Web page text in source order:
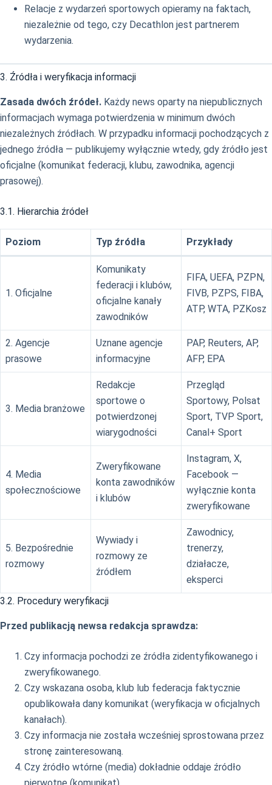
Relacje z wydarzeń sportowych opieramy na faktach,
niezależnie od tego, czy Decathlon jest partnerem
wydarzenia.
3. Źródła i weryfikacja informacji
Zasada dwóch źródeł. Każdy news oparty na niepublicznych
informacjach wymaga potwierdzenia w minimum dwóch
niezależnych źródłach. W przypadku informacji pochodzących z
jednego źródła — publikujemy wyłącznie wtedy, gdy źródło jest
oficjalne (komunikat federacji, klubu, zawodnika, agencji
prasowej).
3.1. Hierarchia źródeł
Poziom Typ źródła Przykłady
1. Oficjalne
Komunikaty
federacji i klubów,
oficjalne kanały
zawodników
FIFA, UEFA, PZPN,
FIVB, PZPS, FIBA,
ATP, WTA, PZKosz
2. Agencje
prasowe
Uznane agencje
informacyjne
PAP, Reuters, AP,
AFP, EPA
3. Media branżowe
Redakcje
sportowe o
potwierdzonej
wiarygodności
Przegląd
Sportowy, Polsat
Sport, TVP Sport,
Canal+ Sport
4. Media
społecznościowe
Zweryfikowane
konta zawodników
i klubów
Instagram, X,
Facebook —
wyłącznie konta
zweryfikowane
5. Bezpośrednie
rozmowy
Wywiady i
rozmowy ze
źródłem
Zawodnicy,
trenerzy,
działacze,
eksperci
3.2. Procedury weryfikacji
Przed publikacją newsa redakcja sprawdza:
Czy informacja pochodzi ze źródła zidentyfikowanego i
zweryfikowanego.
Czy wskazana osoba, klub lub federacja faktycznie
opublikowała dany komunikat (weryfikacja w oficjalnych
kanałach).
Czy informacja nie została wcześniej sprostowana przez
stronę zainteresowaną.
Czy źródło wtórne (media) dokładnie oddaje źródło
pierwotne (komunikat).